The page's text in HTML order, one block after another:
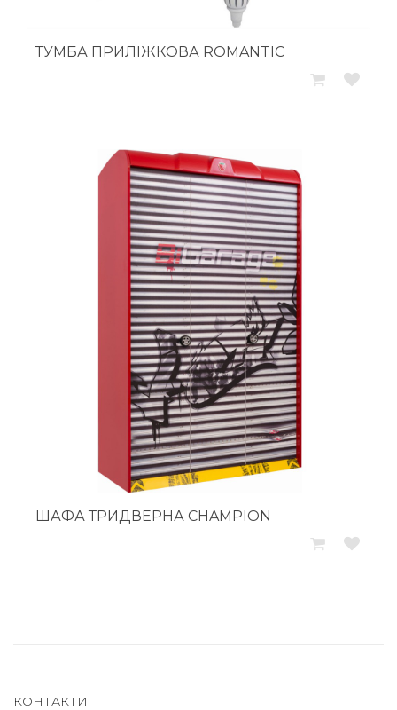
ТУМБА ПРИЛІЖКОВА ROMANTIC
ШАФА ТРИДВЕРНА CHAMPION
КОНТАКТИ